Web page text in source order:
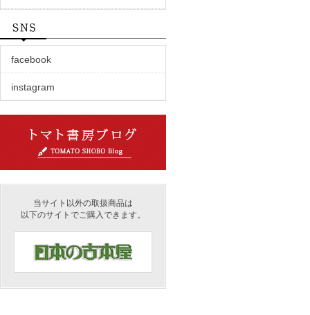
facebook
instagram
当サイト以外の取扱商品は
以下のサイトでご購入できます。